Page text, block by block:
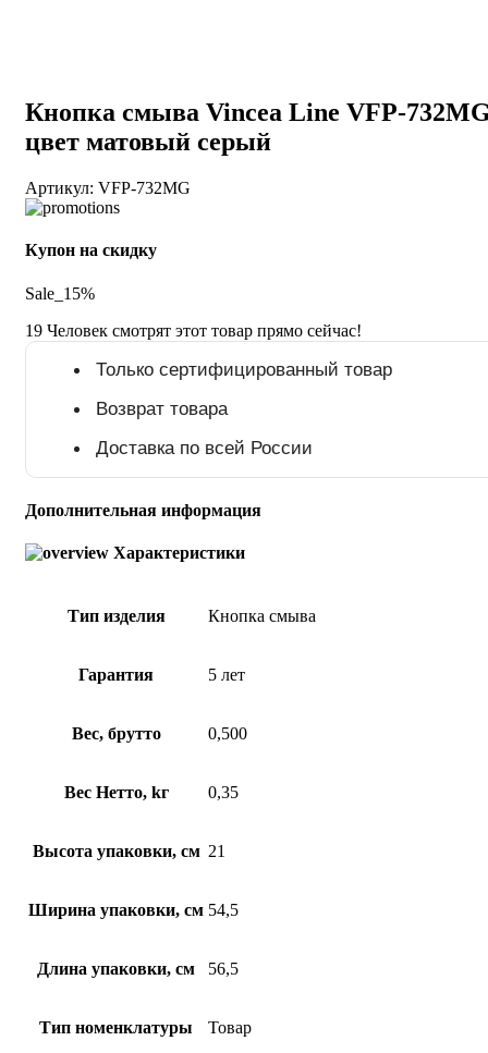
Кнопка смыва Vincea Line VFP-
цвет матовый серый
Артикул: VFP-732MG
Купон на скидку
Sale_15%
19 Человек смотрят этот товар прямо сейчас!
Только сертифицированный товар
Возврат товара
Доставка по всей России
Дополнительная информация
Характеристики
Тип изделия Кнопка смыва
Гарантия 5 лет
Вес, брутто 0,500
Вес Нетто, kг 0,35
Высота упаковки, см 21
Ширина упаковки, см 54,5
Длина упаковки, см 56,5
Тип номенклатуры Товар